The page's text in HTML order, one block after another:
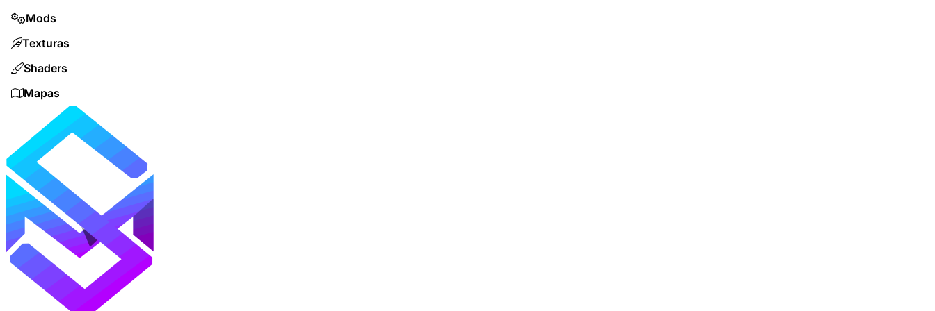
Mods
Texturas
Shaders
Mapas